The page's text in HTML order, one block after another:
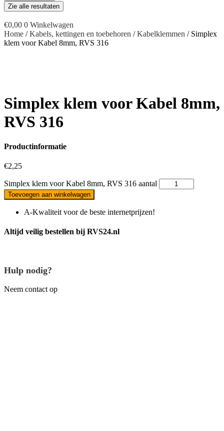
Zie alle resultaten
€0,00 0 Winkelwagen
Home /Kabels, kettingen en toebehoren /Kabelklemmen / Simplex
klem voor Kabel 8mm, RVS 316
Simplex klem voor Kabel 8mm,
RVS 316
Productinformatie
€2,25
Simplex klem voor Kabel 8mm, RVS 316 aantal
Toevoegen aan winkelwagen
A-Kwaliteit voor de beste internetprijzen!
Altijd veilig bestellen bij RVS24.nl
Hulp nodig?
Neem contact op